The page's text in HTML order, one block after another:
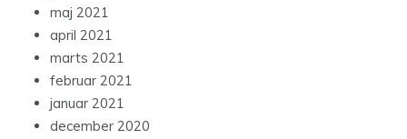
maj 2021
april 2021
marts 2021
februar 2021
januar 2021
december 2020